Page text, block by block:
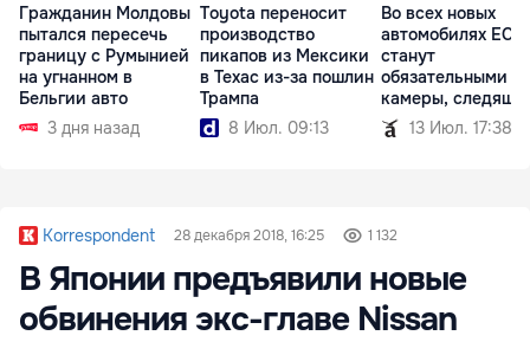
Гражданин Молдовы
пытался пересечь
границу с Румынией
на угнанном в
Бельгии авто
3 дня назад
Toyota переносит
производство
пикапов из Мексики
в Техас из-за пошлин
Трампа
8 Июл. 09:13
Во всех новых
автомобилях ЕС
станут
обязательными
камеры,
водителем
13 Июл. 17:38
Korrespondent 28 декабря 2018, 16:25 1 132
В Японии предъявили новые
обвинения экс-главе Nissan